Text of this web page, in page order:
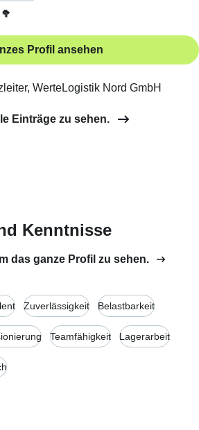
Profil ansehen
WerteLogistik Nord GmbH
Einträge zu sehen.
Kenntnisse
das ganze Profil zu sehen.
Zuverlässigkeit Belastbarkeit
Teamfähigkeit Lagerarbeit